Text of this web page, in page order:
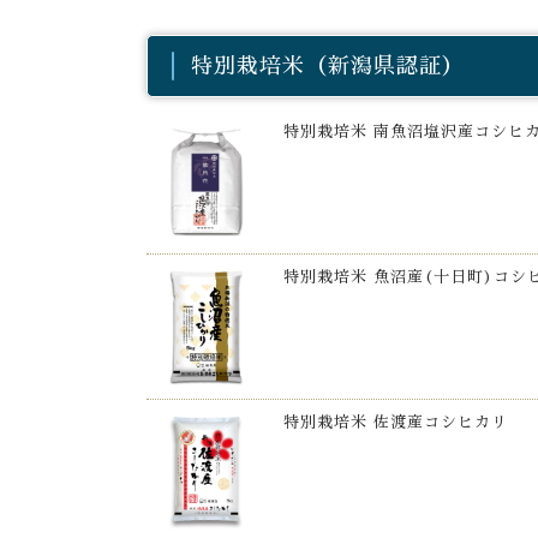
特別栽培米（新潟県認証）
特別栽培米 南魚沼塩沢産コシヒ
特別栽培米 魚沼産(十日町)コシ
特別栽培米 佐渡産コシヒカリ